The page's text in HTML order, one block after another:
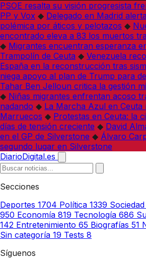
PSOE resalta su visión progresista
PP y Vox ◆ Delegado en Madrid
polémica por áticos y pelotazos ◆
encontrado eleva a 83 los muertos
◆ Migrantes encuentran esperanza
Trampolín de Ceuta ◆ Venezuela
España en la reconstrucción tras
niega apoyo al plan de Trump para
Tahar Ben Jelloun critica la gestión
◆ Niñas migrantes enfrentan acoso
nadando ◆ La Marcha Azul en Ceuta
Marruecos ◆ Protestas en Ceuta: la
días de tensión creciente ◆ David
en el GP de Silverstone ◆ Álvaro
segundo lugar en Silverstone
DiarioDigital.es
Secciones
Deportes 1704 Política 1339 Sociedad
950 Economía 819 Tecnología 686
142 Entretenimiento 65 Biografías 51
Sin categoría 19 Tests 8
Síguenos